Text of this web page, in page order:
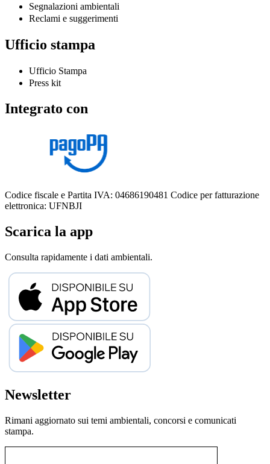
Segnalazioni ambientali
Reclami e suggerimenti
Ufficio stampa
Ufficio Stampa
Press kit
Integrato con
Codice fiscale e Partita IVA: 04686190481 Codice per fatturazione
elettronica: UFNBJI
Scarica la app
Consulta rapidamente i dati ambientali.
Newsletter
Rimani aggiornato sui temi ambientali, concorsi e comunicati
stampa.